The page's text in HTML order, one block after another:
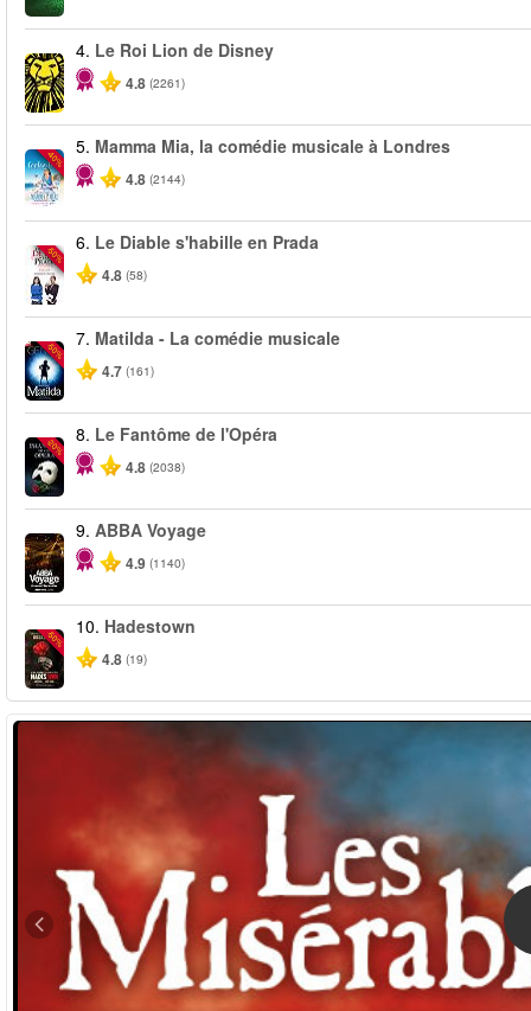
4. Le Roi Lion de Disney
4.8 (2261)
-40%
5. Mamma Mia, la comédie musicale à Londres
4.8 (2144)
-50%
6. Le Diable s'habille en Prada
4.8 (58)
-50%
7. Matilda - La comédie musicale
4.7 (161)
-20%
8. Le Fantôme de l'Opéra
4.8 (2038)
9. ABBA Voyage
4.9 (1140)
-50%
10. Hadestown
4.8 (19)